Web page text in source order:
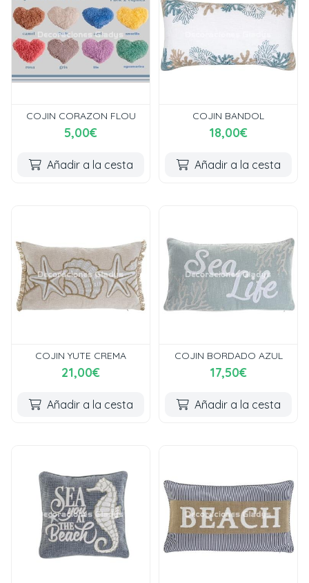
COJIN CORAZON FLOU
5,00€
Añadir a la cesta
COJIN BANDOL
18,00€
Añadir a la cesta
COJIN YUTE CREMA
21,00€
Añadir a la cesta
COJIN BORDADO AZUL
17,50€
Añadir a la cesta